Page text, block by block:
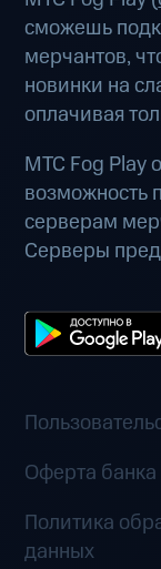
сможешь
мерчантов,
новинки на
оплачивая
МТС Fog Play
возможность
серверам
Серверы
Оферта банка
Политика
данных